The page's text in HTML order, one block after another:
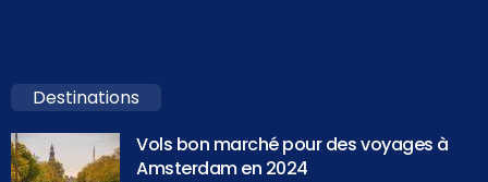
Destinations
Vols bon marché pour des voyages à
Amsterdam en 2024